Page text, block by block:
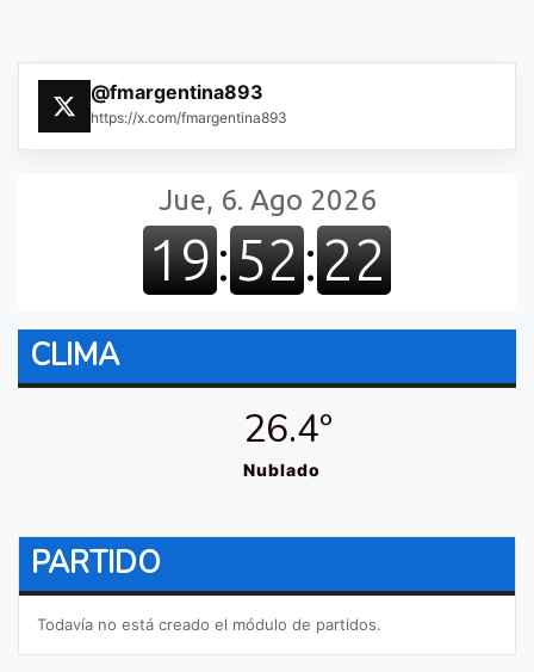
@fmargentina893
https://x.com/fmargentina893
CLIMA
26.4º
Nublado
PARTIDO
Todavía no está creado el módulo de partidos.